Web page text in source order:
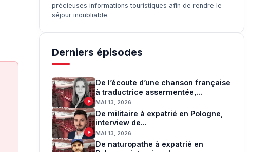
précieuses informations touristiques afin de rendre le
séjour inoubliable.
Derniers épisodes
De l’écoute d’une chanson française
à traductrice assermentée,...
MAI 13, 2026
De militaire à expatrié en Pologne,
interview de...
MAI 13, 2026
De naturopathe à expatrié en